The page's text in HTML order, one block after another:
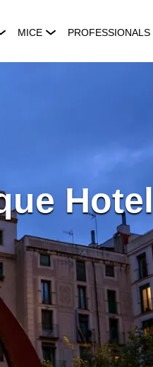
MICE PROFESSIONALS
Hotel